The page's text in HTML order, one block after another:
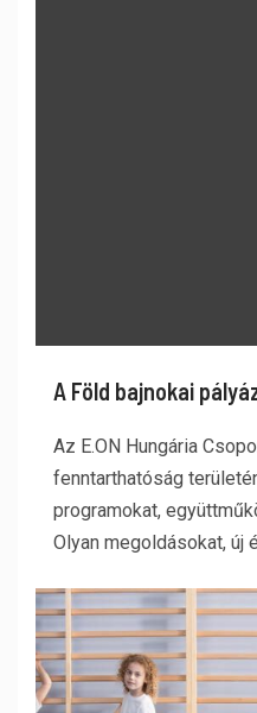
A Föld bajnokai
Az E.ON Hungária
fenntarthatóság
programokat,
Olyan megoldásokat, új